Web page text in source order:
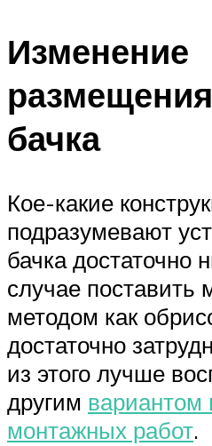
Изменение
бачка
Кое-какие
подразумевают
бачка достаточно
случае поставить
методом как
достаточно
из этого лучше
другим вариантом
монтажных работ.